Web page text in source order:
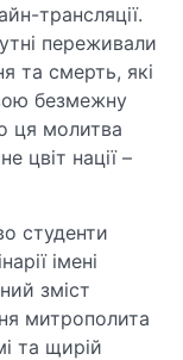
трансляції.
переживали
та смерть, які
безмежну
ця молитва
цвіт нації –
студенти
імені
зміст
митрополита
та щирій